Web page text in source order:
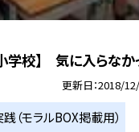
学校】 気に入らなか
更新日 2018/
（モラルBOX掲載用）